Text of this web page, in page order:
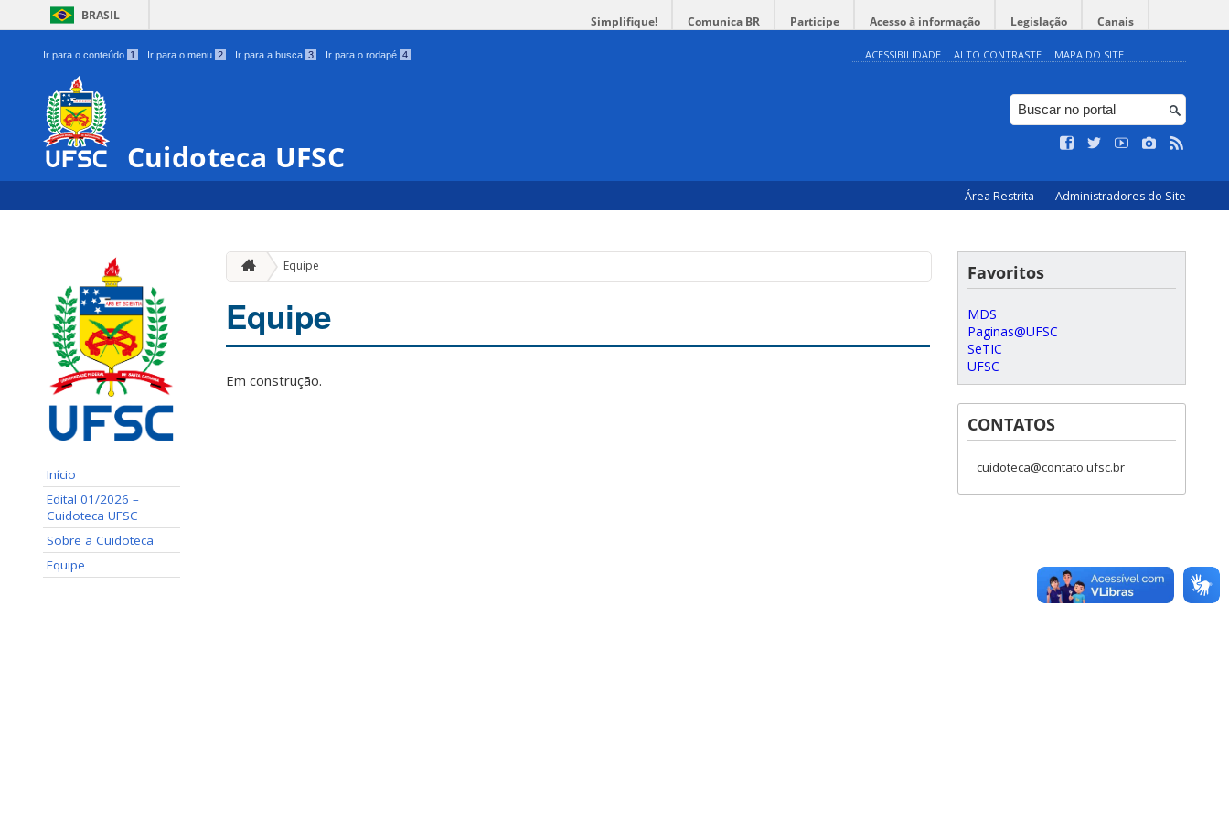
BRASIL Simplifique! Comunica BR Participe Acesso à informação Legislação Canais
Ir para o conteúdo 1 Ir para o menu 2 Ir para a busca 3 Ir para o rodapé 4 ACESSIBILIDADE ALTO CONTRASTE MAPA DO SITE
Cuidoteca UFSC
Área Restrita Administradores do Site
Início
Edital 01/2026 –
Cuidoteca UFSC
Sobre a Cuidoteca
Equipe
Equipe
Equipe
Em construção.
Favoritos
MDS
Paginas@UFSC
SeTIC
UFSC
CONTATOS
cuidoteca@contato.ufsc.br